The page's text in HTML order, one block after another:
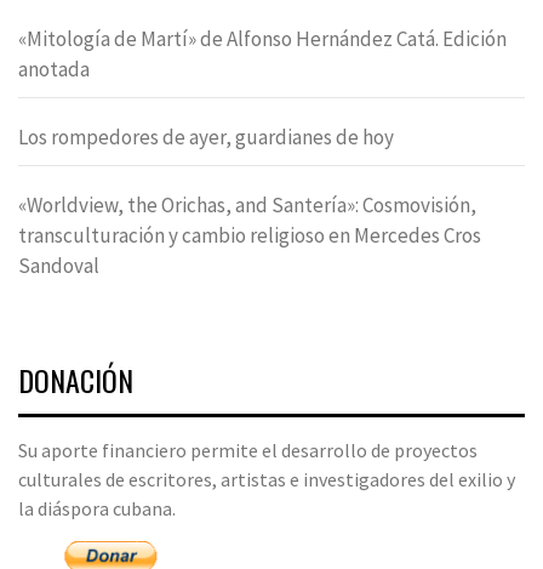
«Mitología de Martí» de Alfonso Hernández Catá. Edición
anotada
Los rompedores de ayer, guardianes de hoy
«Worldview, the Orichas, and Santería»: Cosmovisión,
transculturación y cambio religioso en Mercedes Cros
Sandoval
DONACIÓN
Su aporte financiero permite el desarrollo de proyectos
culturales de escritores, artistas e investigadores del exilio y
la diáspora cubana.